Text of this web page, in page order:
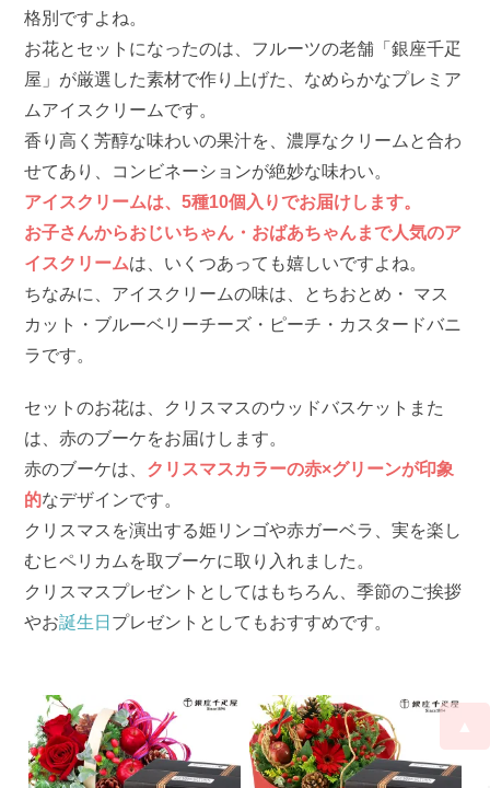
格別ですよね。
お花とセットになったのは、フルーツの老舗「銀座千疋
屋」が厳選した素材で作り上げた、なめらかなプレミア
ムアイスクリームです。
香り高く芳醇な味わいの果汁を、濃厚なクリームと合わ
せてあり、コンビネーションが絶妙な味わい。
アイスクリームは、5種10個入りでお届けします。
お子さんからおじいちゃん・おばあちゃんまで人気のア
イスクリームは、いくつあっても嬉しいですよね。
ちなみに、アイスクリームの味は、とちおとめ・ マス
カット・ブルーベリーチーズ・ピーチ・カスタードバニ
ラです。
セットのお花は、クリスマスのウッドバスケットまた
は、赤のブーケをお届けします。
赤のブーケは、 クリスマスカラーの赤×グリーンが印象
的なデザインです。
クリスマスを演出する姫リンゴや赤ガーベラ、実を楽し
むヒペリカムを取ブーケに取り入れました。
クリスマスプレゼントとしてはもちろん、季節のご挨拶
やお誕生日 プレゼントとしてもおすすめです。